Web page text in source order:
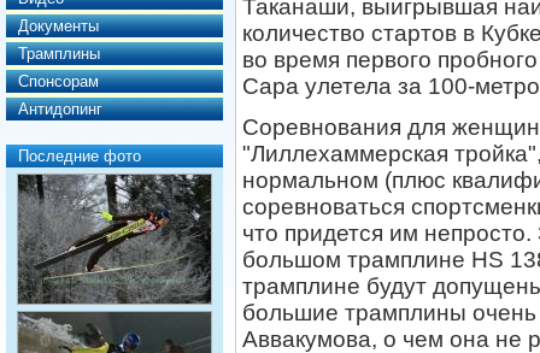
Документы
Трамплины
Спонсорам
Антидопинг
Последние фото
Таканаши, выигрывшая
количество стартов в
во время первого
Сара улетела за 100-
Соревнования для
"Лиллехаммерская
нормальном (плюс
соревноваться
что придется им
большом трамплине HS
трамплине будут
большие трамплины
Аввакумова, о чем она не